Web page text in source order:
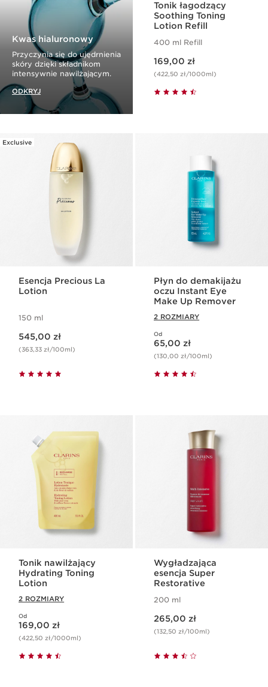
Kwas hialuronowy
Przyczynia się do ujędrnienia
skóry dzięki składnikom
intensywnie nawilżającym.
ODKRYJ
Tonik łagodzący
Soothing Toning
Lotion Refill
400 ml Refill
169,00 zł
(422,50 zł/1000ml)
Exclusive
Esencja Precious La
Lotion
150 ml
545,00 zł
(363,33 zł/100ml)
Płyn do demakijażu
oczu Instant Eye
Make Up Remover
2 ROZMIARY
Od
Aktualna cena 65,00 zł
65,00 zł
(130,00 zł/100ml)
Tonik nawilżający
Hydrating Toning
Lotion
2 ROZMIARY
Od
Aktualna cena 169,00 zł
169,00 zł
(422,50 zł/1000ml)
Wygładzająca
esencja Super
Restorative
200 ml
265,00 zł
(132,50 zł/100ml)